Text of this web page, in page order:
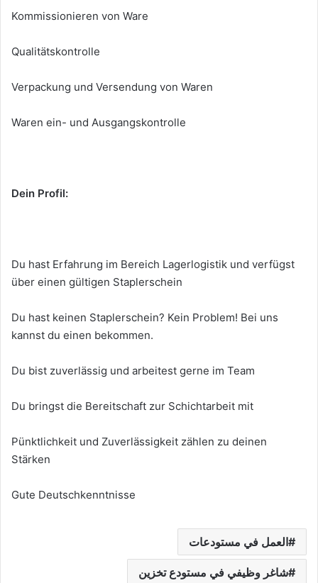
Kommissionieren von Ware
Qualitätskontrolle
Verpackung und Versendung von Waren
Waren ein- und Ausgangskontrolle
Dein Profil:
Du hast Erfahrung im Bereich Lagerlogistik und verfügst
über einen gültigen Staplerschein
Du hast keinen Staplerschein? Kein Problem! Bei uns
kannst du einen bekommen.
Du bist zuverlässig und arbeitest gerne im Team
Du bringst die Bereitschaft zur Schichtarbeit mit
Pünktlichkeit und Zuverlässigkeit zählen zu deinen
Stärken
Gute Deutschkenntnisse
العمل في مستودعات
شاغر وظيفي في مستودع تخزين